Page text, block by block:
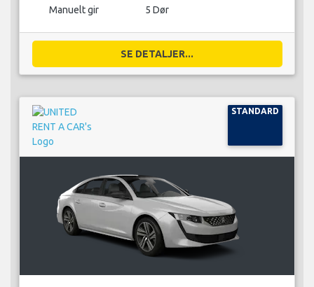
Manuelt gir 5 Dør
SE DETALJER...
STANDARD